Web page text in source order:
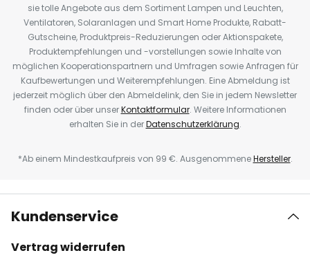
sie tolle Angebote aus dem Sortiment Lampen und Leuchten,
Ventilatoren, Solaranlagen und Smart Home Produkte, Rabatt-
Gutscheine, Produktpreis-Reduzierungen oder Aktionspakete,
Produktempfehlungen und -vorstellungen sowie Inhalte von
möglichen Kooperationspartnern und Umfragen sowie Anfragen für
Kaufbewertungen und Weiterempfehlungen. Eine Abmeldung ist
jederzeit möglich über den Abmeldelink, den Sie in jedem Newsletter
finden oder über unserKontaktformular. Weitere Informationen
erhalten Sie in derDatenschutzerklärung.
*Ab einem Mindestkaufpreis von 99 €. AusgenommeneHersteller.
Kundenservice
Vertrag widerrufen